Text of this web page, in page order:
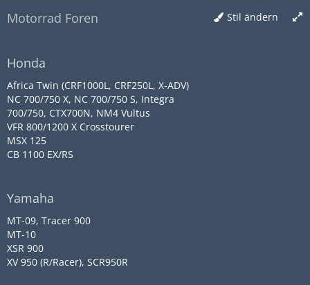
Stil ändern
Motorrad Foren
Honda
Africa Twin (CRF1000L, CRF250L, X-ADV)
NC 700/750 X, NC 700/750 S, Integra
700/750, CTX700N, NM4 Vultus
VFR 800/1200 X Crosstourer
MSX 125
CB 1100 EX/RS
Yamaha
MT-09, Tracer 900
MT-10
XSR 900
XV 950 (R/Racer), SCR950R